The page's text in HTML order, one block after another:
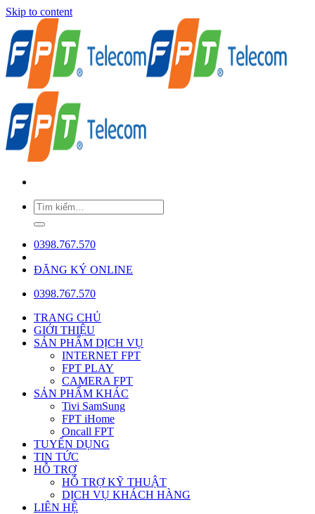
Skip to content
0398.767.570
ĐĂNG KÝ ONLINE
0398.767.570
TRANG CHỦ
GIỚI THIỆU
SẢN PHẨM DỊCH VỤ
INTERNET FPT
FPT PLAY
CAMERA FPT
SẢN PHẨM KHÁC
Tivi SamSung
FPT iHome
Oncall FPT
TUYỂN DỤNG
TIN TỨC
HỖ TRỢ
HỖ TRỢ KỸ THUẬT
DỊCH VỤ KHÁCH HÀNG
LIÊN HỆ